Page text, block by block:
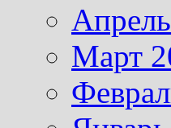
Март